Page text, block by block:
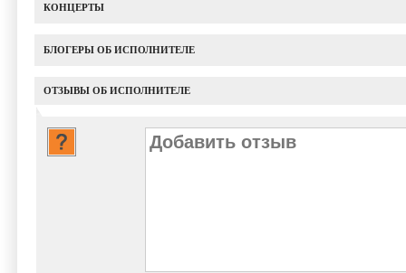
КОНЦЕРТЫ
БЛОГЕРЫ ОБ ИСПОЛНИТЕЛЕ
ОТЗЫВЫ ОБ ИСПОЛНИТЕЛЕ